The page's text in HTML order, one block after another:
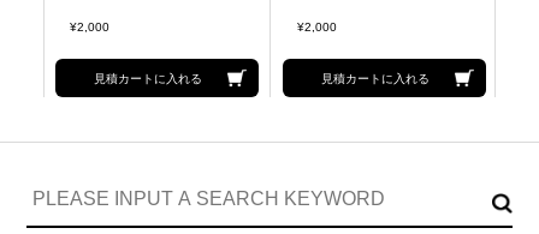
¥2,000
見積カートに入れる
¥2,000
見積カートに入れる